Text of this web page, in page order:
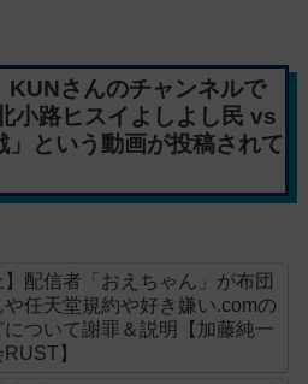
KUNさんのチャンネルで
小路ヒスイよしよし民 vs
」という動画が投稿されて
】配信者「おえちゃん」が布団
や任天堂規約や好き嫌い.comの
について謝罪＆説明【加藤純一
】